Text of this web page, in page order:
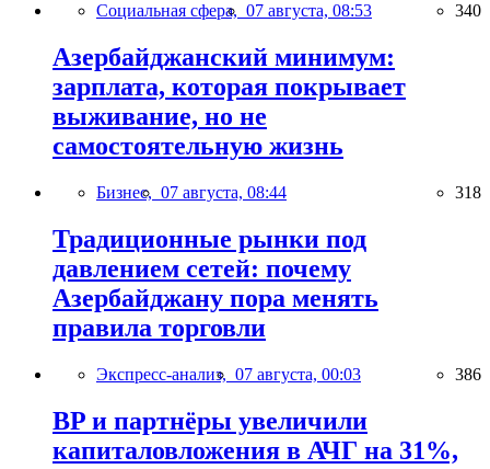
Социальная сфера, 07 августа, 08:53 340
Азербайджанский минимум:
зарплата, которая покрывает
выживание, но не
самостоятельную жизнь
Бизнес, 07 августа, 08:44 318
Традиционные рынки под
давлением сетей: почему
Азербайджану пора менять
правила торговли
Экспресс-анализ, 07 августа, 00:03 386
BP и партнёры увеличили
капиталовложения в АЧГ на 31%,